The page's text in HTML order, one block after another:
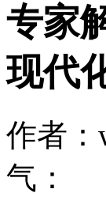
专家
现代
作者：
气：